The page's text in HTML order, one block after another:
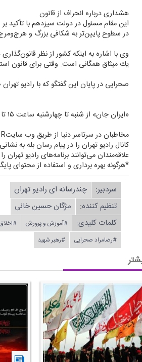
هشداری درباره انحراف از قانون
این مقام مسئول در دولت سیزدهم با تأكید
در سطوح پایین‌تر به شكافی بزرگ و
وی با اشاره به اینكه كشور از نظر
یك میثاق همگانی است. وقتی برای قانون
صحرایی در پایان این گفتگو كه با رادیو
«ایران جان» از شنبه تا چهارشنبه ساعت ۱۵ تا ۲۰ بصورت زنده از رادیو تهران روی موج ۹۴ مگاهرتز به روی آنتن می‌رود.
مخاطبان در سرتاسر دنیا از طریق وب سایتWWW.RADIOTEHRAN.IR ضمن استفاده از پخش زنده شبكه، در جریان آخرین خبرهای رادیو تهران قرار بگیرید.
كانال رادیو تهران را در پیام رسان بله به نشانی radiotehranplus@ جستجو كنید.
علاقه‌مندان می‌توانند برنامه‌های رادیو تهران
*هرگونه بهره برداری و استفاده از محتوای
سردبیر:
چندرسانه ای رادیو تهران
تنظیم كننده:
مژگان حسین خانی
کلمات کلیدی:
#آموزش و پرورش #اخلاق
#رضامراد صحرایی
#رهبر شهید